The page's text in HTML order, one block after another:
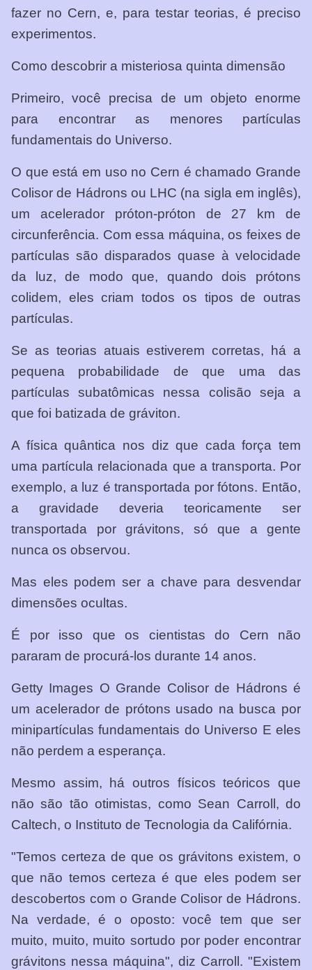
fazer no Cern, e, para testar teorias, é preciso
experimentos.
Como descobrir a misteriosa quinta dimensão
Primeiro, você precisa de um objeto enorme
para encontrar as menores partículas
fundamentais do Universo.
O que está em uso no Cern é chamado Grande
Colisor de Hádrons ou LHC (na sigla em inglês),
um acelerador próton-próton de 27 km de
circunferência. Com essa máquina, os feixes de
partículas são disparados quase à velocidade
da luz, de modo que, quando dois prótons
colidem, eles criam todos os tipos de outras
partículas.
Se as teorias atuais estiverem corretas, há a
pequena probabilidade de que uma das
partículas subatômicas nessa colisão seja a
que foi batizada de gráviton.
A física quântica nos diz que cada força tem
uma partícula relacionada que a transporta. Por
exemplo, a luz é transportada por fótons. Então,
a gravidade deveria teoricamente ser
transportada por grávitons, só que a gente
nunca os observou.
Mas eles podem ser a chave para desvendar
dimensões ocultas.
É por isso que os cientistas do Cern não
pararam de procurá-los durante 14 anos.
Getty Images O Grande Colisor de Hádrons é
um acelerador de prótons usado na busca por
minipartículas fundamentais do Universo E eles
não perdem a esperança.
Mesmo assim, há outros físicos teóricos que
não são tão otimistas, como Sean Carroll, do
Caltech, o Instituto de Tecnologia da Califórnia.
"Temos certeza de que os grávitons existem, o
que não temos certeza é que eles podem ser
descobertos com o Grande Colisor de Hádrons.
Na verdade, é o oposto: você tem que ser
muito, muito, muito sortudo por poder encontrar
grávitons nessa máquina", diz Carroll. "Existem